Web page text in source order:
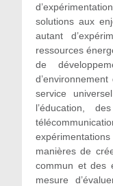
solutions aux
autant
ressources
de
service
l’éducation,
manières de
commun et des
mesure